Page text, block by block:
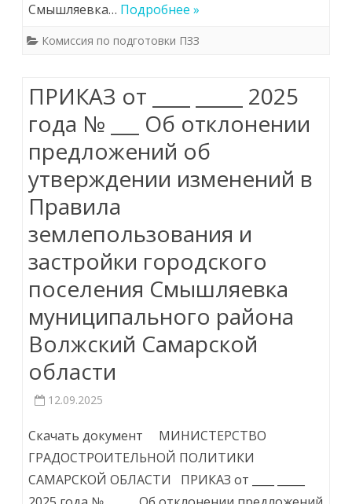
Смышляевка… Подробнее »
Комиссия по подготовки ПЗЗ
ПРИКАЗ от ____ _____ 2025
года № ___ Об отклонении
предложений об
утверждении изменений в
Правила
землепользования и
застройки городского
поселения Смышляевка
муниципального района
Волжский Самарской
области
12.09.2025
Скачать документ МИНИСТЕРСТВО
ГРАДОСТРОИТЕЛЬНОЙ ПОЛИТИКИ
САМАРСКОЙ ОБЛАСТИ ПРИКАЗ от ____ _____